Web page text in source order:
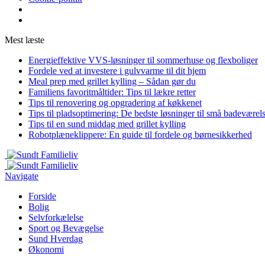
Mest læste
Energieffektive VVS-løsninger til sommerhuse og flexboliger
Fordele ved at investere i gulvvarme til dit hjem
Meal prep med grillet kylling – Sådan gør du
Familiens favoritmåltider: Tips til lækre retter
Tips til renovering og opgradering af køkkenet
Tips til pladsoptimering: De bedste løsninger til små
Tips til en sund middag med grillet kylling
Robotplæneklippere: En guide til fordele og børnesikkerhed
Navigate
Forside
Bolig
Selvforkælelse
Sport og Bevægelse
Sund Hverdag
Økonomi